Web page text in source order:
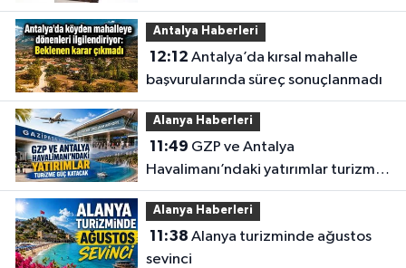
TBMM’ye taşıdı
Antalya Haberleri
12:12
başvurularında süreç sonuçlanmadı
Alanya Haberleri
11:49
Havalimanı’ndaki yatırımlar turizme
güç katacak
Alanya Haberleri
11:38
sevinci